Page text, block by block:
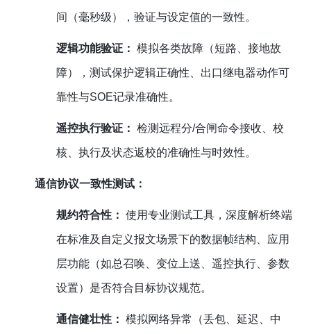
间（毫秒级），验证与设定值的一致性。
逻辑功能验证： 模拟各类故障（短路、接地故
障），测试保护逻辑正确性、出口继电器动作可
靠性与SOE记录准确性。
遥控执行验证： 检测远程分/合闸命令接收、校
核、执行及状态返校的准确性与时效性。
通信协议一致性测试：
规约符合性： 使用专业测试工具，深度解析终端
在标准及自定义报文场景下的数据帧结构、应用
层功能（如总召唤、变位上送、遥控执行、参数
设置）是否符合目标协议规范。
通信健壮性： 模拟网络异常（丢包、延迟、中